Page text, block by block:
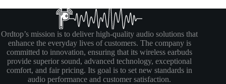
Ordtop’s mission is to deliver high-quality audio solutions that
enhance the everyday lives of customers. The company is
committed to innovation, ensuring that its wireless earbuds
provide superior sound, advanced technology, exceptional
comfort, and fair pricing. Its goal is to set new standards in
audio performance and customer satisfaction.